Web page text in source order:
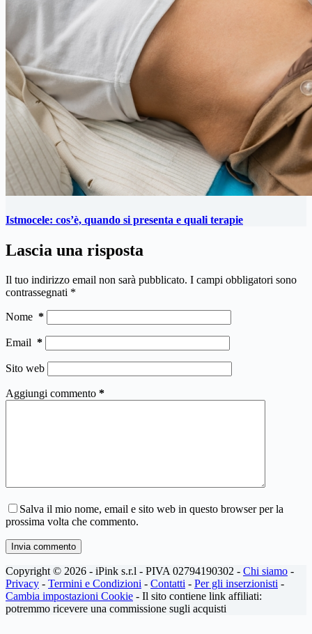
Istmocele: cos’è, quando si presenta e quali terapie
Lascia una risposta
Il tuo indirizzo email non sarà pubblicato. I campi obbligatori sono
contrassegnati *
Nome *
Email *
Sito web
Aggiungi commento *
Salva il mio nome, email e sito web in questo browser per la
prossima volta che commento.
Invia commento
Copyright © 2026 - iPink s.r.l - PIVA 02794190302 - Chi siamo -
Privacy - Termini e Condizioni - Contatti - Per gli inserzionisti -
Cambia impostazioni Cookie - Il sito contiene link affiliati:
potremmo ricevere una commissione sugli acquisti